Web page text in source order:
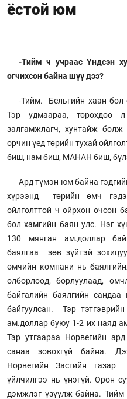
ёстой юм
-Тийм ч учраас Үндсэн
өгчихсөн байна шүү дээ?
-Тийм. Бельгийн хаан бол
Тэр удмаараа,
залгамжлагч, хунтайж болж
орчин үед төрийн тухай
биш, нам биш, МАНАН биш,
Ард түмэн юм байна
хүрээнд төрийн өмч
ойлголттой ч ойрхон очсон
бол хамгийн баян улс. Нэг
130 мянган ам.доллар
баялгаа зөв зүйтэй
өмчийн компани нь
олборлоод, борлуулаад,
байгалийн баялгийн сандаа
байгуулсан. Тэр
ам.доллар буюу 1-2 их наяд
Тэр утгаараа Норвегийн
санаа зовохгүй байна.
Норвегийн Засгийн
үйлчилгээ нь үнэгүй. Орон
дэмжлэг үзүүлж байна. Тийм